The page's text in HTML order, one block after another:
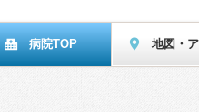
病院TOP 地図・